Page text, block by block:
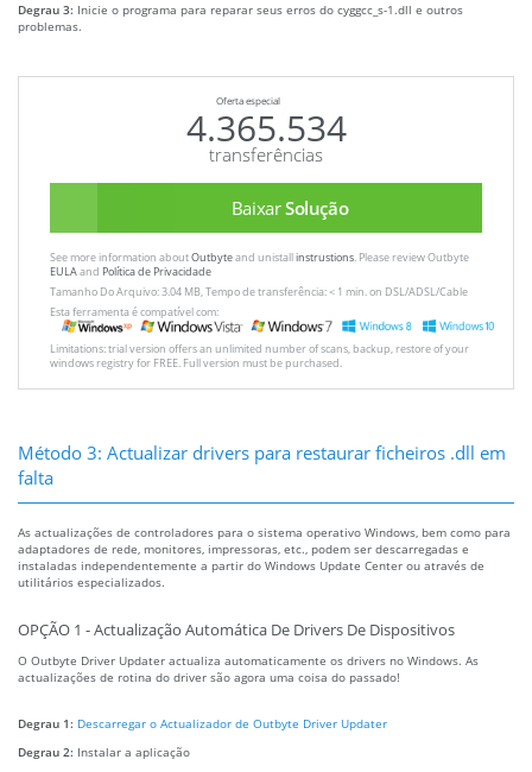
Degrau 3: Inicie o programa para reparar seus erros do cyggcc_s-1.dll e outros
problemas.
Oferta especial
4.365.534
transferências
BaixarSolução
See more information aboutOutbyteand unistallinstrustions. Please review Outbyte
EULAand Política de Privacidade
Tamanho Do Arquivo: 3.04 MB, Tempo de transferência: < 1 min. on DSL/ADSL/Cable
Esta ferramenta é compatível com:
Limitations: trial version offers an unlimited number of scans, backup, restore of your
windows registry for FREE. Full version must be purchased.
Método 3: Actualizar drivers para restaurar ficheiros .dll em
falta
As actualizações de controladores para o sistema operativo Windows, bem como para
adaptadores de rede, monitores, impressoras, etc., podem ser descarregadas e
instaladas independentemente a partir do Windows Update Center ou através de
utilitários especializados.
OPÇÃO 1 - Actualização Automática De Drivers De Dispositivos
O Outbyte Driver Updater actualiza automaticamente os drivers no Windows. As
actualizações de rotina do driver são agora uma coisa do passado!
Degrau 1: Descarregar o Actualizador de Outbyte Driver Updater
Degrau 2: Instalar a aplicação